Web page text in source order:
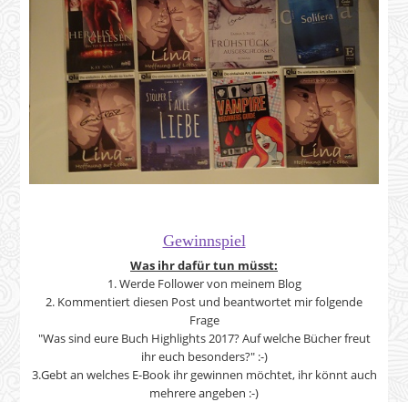
Gewinnspiel
Was ihr dafür tun müsst:
1. Werde Follower von meinem Blog
2. Kommentiert diesen Post und beantwortet mir folgende
Frage
"Was sind eure Buch Highlights 2017? Auf welche Bücher freut
ihr euch besonders?" :-)
3.Gebt an welches E-Book ihr gewinnen möchtet, ihr könnt auch
mehrere angeben :-)